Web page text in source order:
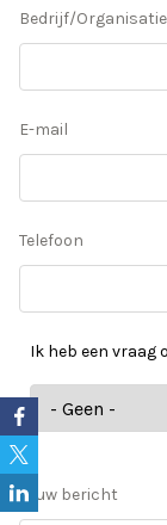
Bedrijf/Organisatie
E-mail
Telefoon
Ik heb een vraag
Ik
over
Jouw bericht